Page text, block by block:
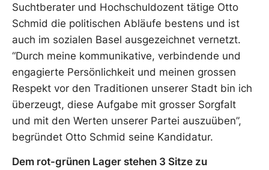
Suchtberater und Hochschuldozent tätige Otto
Schmid die politischen Abläufe bestens und ist
auch im sozialen Basel ausgezeichnet vernetzt.
“Durch meine kommunikative, verbindende und
engagierte Persönlichkeit und meinen grossen
Respekt vor den Traditionen unserer Stadt bin ich
überzeugt, diese Aufgabe mit grosser Sorgfalt
und mit den Werten unserer Partei auszuüben”,
begründet Otto Schmid seine Kandidatur.
Dem rot-grünen Lager stehen 3 Sitze zu